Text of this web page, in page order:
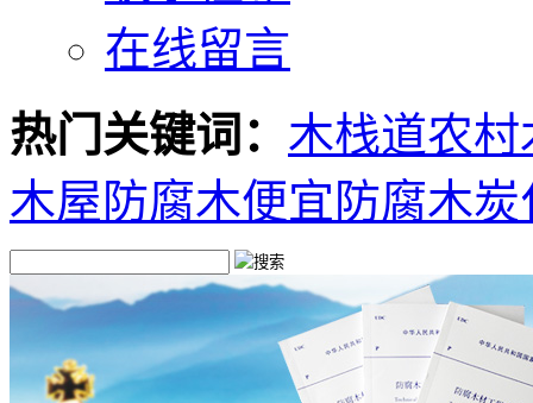
在线留言
热门关键词： 木栈道农村
木屋 防腐木便宜防腐木炭